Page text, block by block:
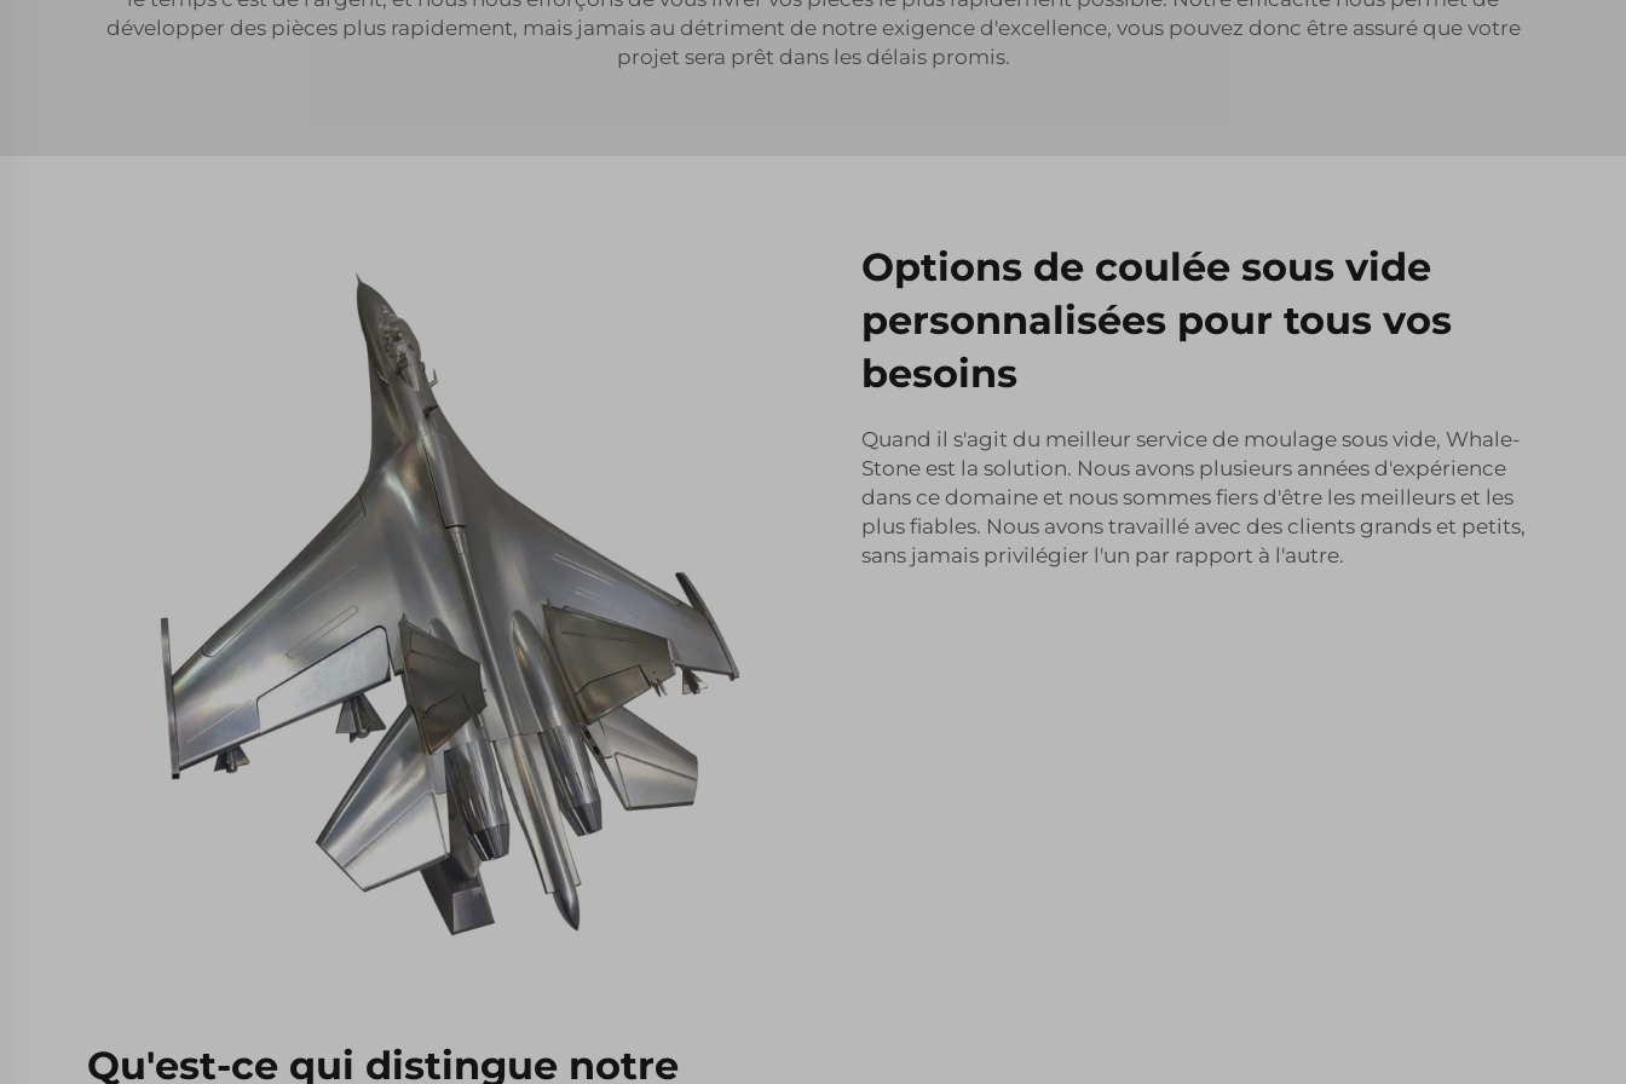
développer des pièces plus rapidement, mais jamais au détriment de notre exigence d'excellence, vous pouvez donc être assuré que votre
projet sera prêt dans les délais promis.
Options de coulée sous vide
personnalisées pour tous vos
besoins
Quand il s'agit du meilleur service de moulage sous vide, Whale-
Stone est la solution. Nous avons plusieurs années d'expérience
dans ce domaine et nous sommes fiers d'être les meilleurs et les
plus fiables. Nous avons travaillé avec des clients grands et petits,
sans jamais privilégier l'un par rapport à l'autre.
Qu'est-ce qui distingue notre